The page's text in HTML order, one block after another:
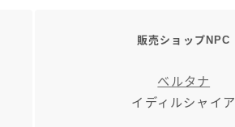
販売ショップNPC
ベルタナ
イディルシャイア